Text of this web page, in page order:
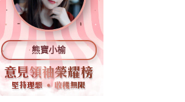
熊寶小榆